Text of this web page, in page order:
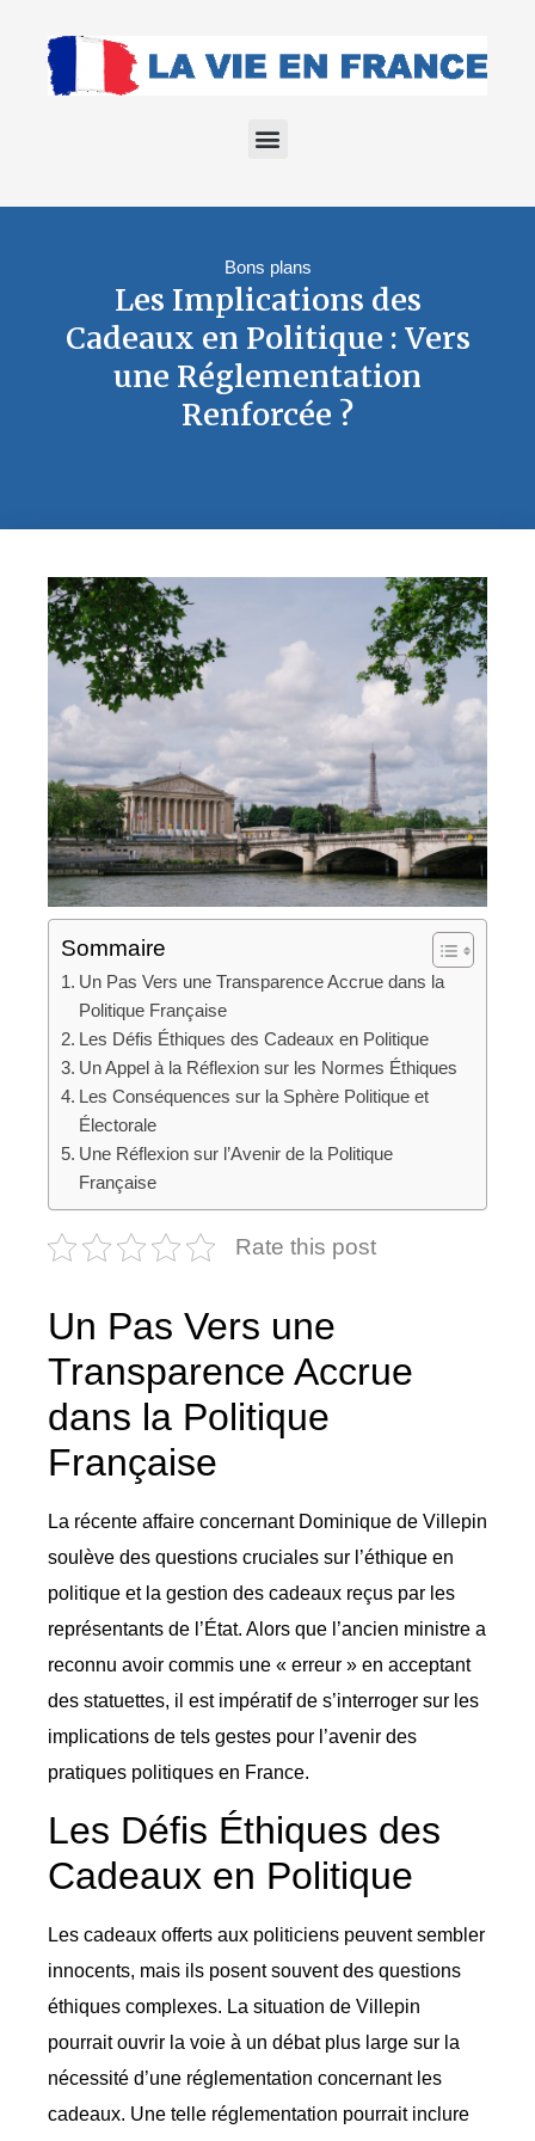
Bons plans
Les Implications des
Cadeaux en Politique : Vers
une Réglementation
Renforcée ?
Sommaire
Un Pas Vers une Transparence Accrue dans la
Politique Française
Les Défis Éthiques des Cadeaux en Politique
Un Appel à la Réflexion sur les Normes Éthiques
Les Conséquences sur la Sphère Politique et
Électorale
Une Réflexion sur l’Avenir de la Politique
Française
Rate this post
Un Pas Vers une
Transparence Accrue
dans la Politique
Française
La récente affaire concernant Dominique de Villepin
soulève des questions cruciales sur l’éthique en
politique et la gestion des cadeaux reçus par les
représentants de l’État. Alors que l’ancien ministre a
reconnu avoir commis une « erreur » en acceptant
des statuettes, il est impératif de s’interroger sur les
implications de tels gestes pour l’avenir des
pratiques politiques en France.
Les Défis Éthiques des
Cadeaux en Politique
Les cadeaux offerts aux politiciens peuvent sembler
innocents, mais ils posent souvent des questions
éthiques complexes. La situation de Villepin
pourrait ouvrir la voie à un débat plus large sur la
nécessité d’une réglementation concernant les
cadeaux. Une telle réglementation pourrait inclure